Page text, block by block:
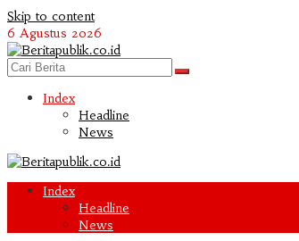
Skip to content
6 Agustus 2026
Index
Headline
News
Index
Headline
News